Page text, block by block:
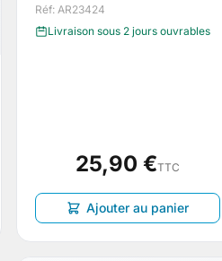
Réf: AR23424
Livraison sous 2 jours ouvrables
25,90 €TTC
Ajouter au panier